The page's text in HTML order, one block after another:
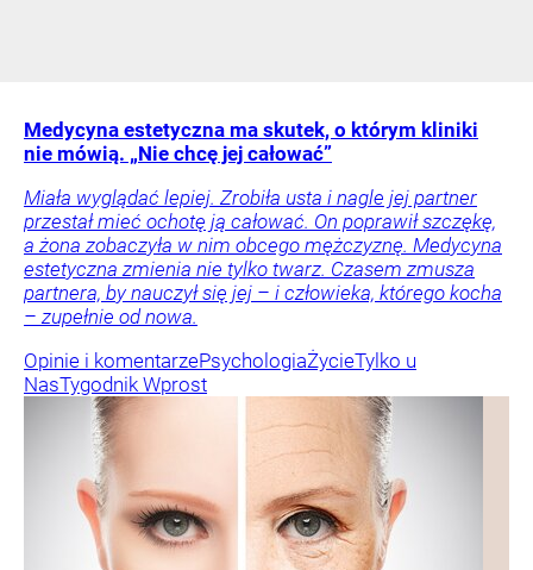
Medycyna estetyczna ma skutek, o którym kliniki
nie mówią. „Nie chcę jej całować”
Miała wyglądać lepiej. Zrobiła usta i nagle jej partner
przestał mieć ochotę ją całować. On poprawił szczękę,
a żona zobaczyła w nim obcego mężczyznę. Medycyna
estetyczna zmienia nie tylko twarz. Czasem zmusza
partnera, by nauczył się jej – i człowieka, którego kocha
– zupełnie od nowa.
Opinie i komentarzePsychologiaŻycieTylko u
NasTygodnik Wprost